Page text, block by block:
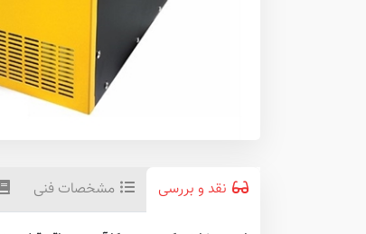
نقد و بررسی مشخصات فنی